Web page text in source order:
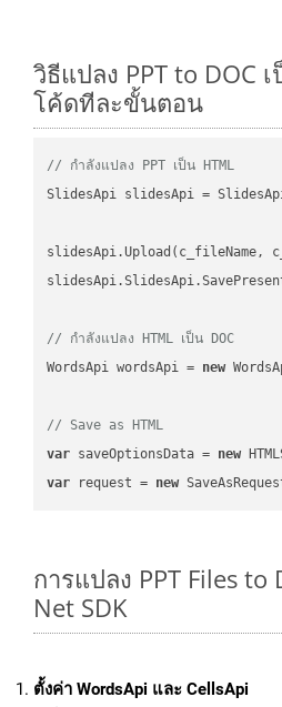
วิธีแปลง PPT to DOC
โค้ดทีละขั้นตอน
// กำลังแปลง PPT เป็น HTML
SlidesApi slidesApi =
slidesApi.Upload(c_fileName,
// กำลังแปลง HTML เป็น DOC
WordsApi wordsApi = new
// Save as HTML
var saveOptionsData = new
var request = new
การแปลง PPT Files to
Net SDK
ตั้งค่า WordsApi และ CellsApi